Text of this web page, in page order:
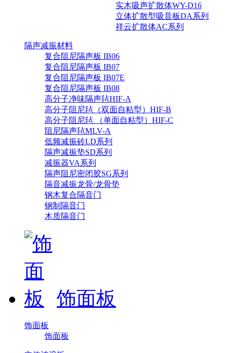
实木吸声扩散体WY-D16
立体扩散型吸音板DA系列
祥云扩散体AC系列
隔声减振材料
复合阻尼隔声板 IB06
复合阻尼隔声板 IB07
复合阻尼隔声板 IB07E
复合阻尼隔声板 IB08
高分子净味隔声毡HIF-A
高分子阻尼毡（双面自粘型）HIF-B
高分子阻尼毡 （单面自粘型）HIF-C
阻尼隔声毡MLV-A
低频减振砖LD系列
隔声减振垫SD系列
减振器VA系列
隔声阻尼密闭胶SG系列
隔音减振龙骨/龙骨垫
钢木复合隔音门
钢制隔音门
木质隔音门
饰面板
饰面板
饰面板